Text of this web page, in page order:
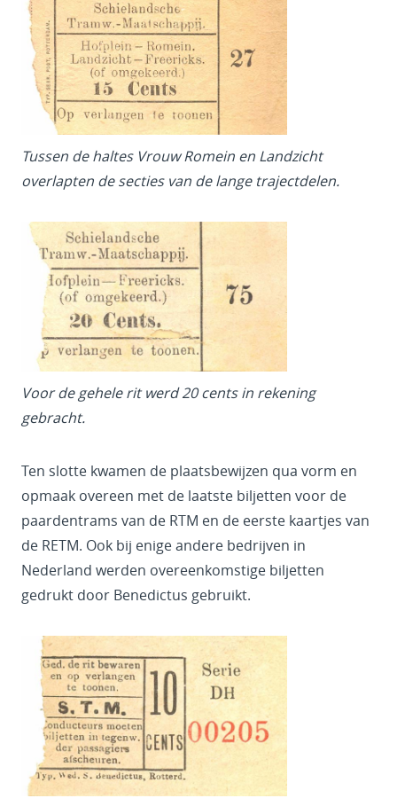
Tussen de haltes Vrouw Romein en Landzicht
overlapten de secties van de lange trajectdelen.
Voor de gehele rit werd 20 cents in rekening
gebracht.
Ten slotte kwamen de plaatsbewijzen qua vorm en
opmaak overeen met de laatste biljetten voor de
paardentrams van de RTM en de eerste kaartjes van
de RETM. Ook bij enige andere bedrijven in
Nederland werden overeenkomstige biljetten
gedrukt door Benedictus gebruikt.